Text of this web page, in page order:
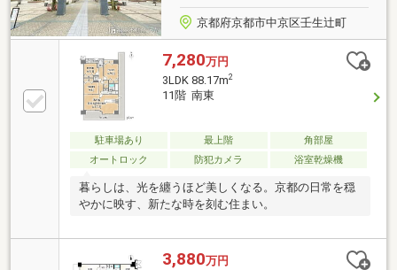
京都府京都市中京区壬生辻町
7,280万円
3LDK 88.17m2
11階 南東
駐車場あり 最上階
角部屋
オートロック
防犯カメラ 浴室乾燥機
暮らしは、光を纏うほど美しくなる。京都の日常を穏
やかに映す、新たな時を刻む住まい。
3,880万円